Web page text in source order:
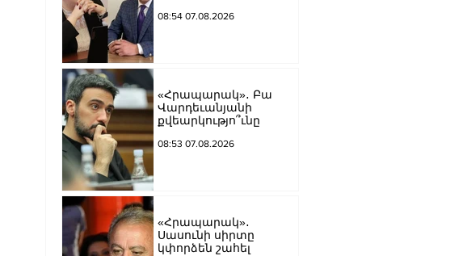
«ցար ի բոգ է» իրեն
08:54 07.08.2026
«Հրապարակ»․ Բա
Վարդեւանյանի
քվեարկությո՞ւնը
08:53 07.08.2026
«Հրապարակ»․
Սասունի սիրտը
կփորձեն շահել